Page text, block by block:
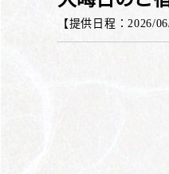
【提供日程：2026/